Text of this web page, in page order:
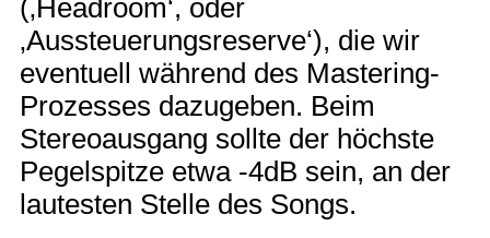
(‚Headroom‘, oder
‚Aussteuerungsreserve‘), die wir
eventuell während des Mastering-
Prozesses dazugeben. Beim
Stereoausgang sollte der höchste
Pegelspitze etwa -4dB sein, an der
lautesten Stelle des Songs.